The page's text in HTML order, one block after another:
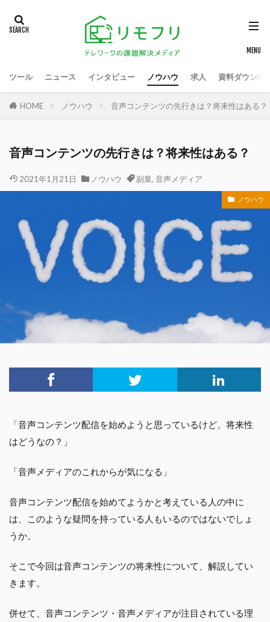
ツール ニュース インタビュー ノウハウ 求人 資料ダウンロ
HOME ノウハウ 音声コンテンツの先行きは？将来性はある？
音声コンテンツの先行きは？将来性はある？
2021年1月21日 ノウハウ 副業, 音声メディア
ノウハウ
「音声コンテンツ配信を始めようと思っているけど、将来性
はどうなの？」
「音声メディアのこれからが気になる」
音声コンテンツ配信を始めてようかと考えている人の中に
は、このような疑問を持っている人もいるのではないでしょ
うか。
そこで今回は音声コンテンツの将来性について、解説してい
きます。
併せて、音声コンテンツ・音声メディアが注目されている理